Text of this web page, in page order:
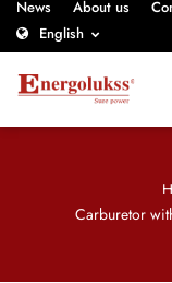
News About us
English
Carburetor